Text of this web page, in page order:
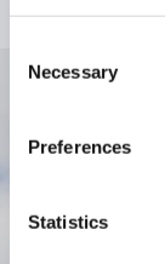
Selection
Necessary
Preferences
Statistics
Nyenrode
Breukelen